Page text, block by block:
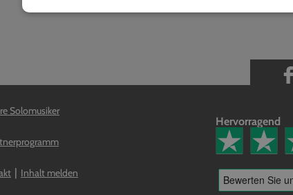
Solomusiker
Inhalt melden
Hervorragend